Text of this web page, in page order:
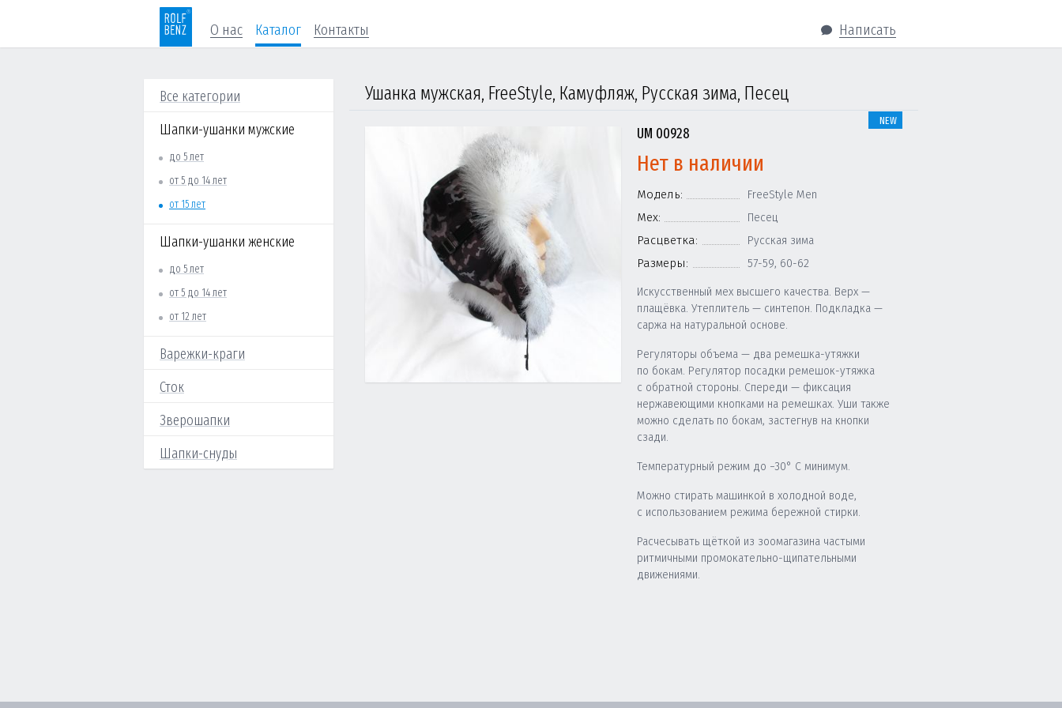
О нас Каталог Контакты Написать
Все категории
Шапки-ушанки мужские
до 5 лет
от 5 до 14 лет
от 15 лет
Шапки-ушанки женские
до 5 лет
от 5 до 14 лет
от 12 лет
Варежки-краги
Сток
Зверошапки
Шапки-снуды
Ушанка мужская, FreeStyle, Камуфляж, Русская зима, Песец
NEW
UM 00928
Нет в наличии
Модель: FreeStyle Men
Мех: Песец
Расцветка: Русская зима
Размеры: 57-59, 60-62
Искусственный мех высшего качества. Верх —
плащёвка. Утеплитель — синтепон. Подкладка —
саржа на натуральной основе.
Регуляторы объема — два ремешка-утяжки
по бокам. Регулятор посадки ремешок-утяжка
с обратной стороны. Спереди — фиксация
нержавеющими кнопками на ремешках. Уши также
можно сделать по бокам, застегнув на кнопки
сзади.
Температурный режим до −30° C минимум.
Можно стирать машинкой в холодной воде,
с использованием режима бережной стирки.
Расчесывать щёткой из зоомагазина частыми
ритмичными промокательно-щипательными
движениями.